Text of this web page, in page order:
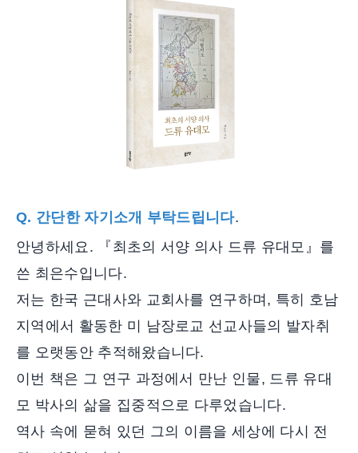
Q. 간단한 자기소개 부탁드립니다.
안녕하세요. 『최초의 서양 의사 드류 유대모』를
쓴 최은수입니다.
저는 한국 근대사와 교회사를 연구하며, 특히 호남
지역에서 활동한 미 남장로교 선교사들의 발자취
를 오랫동안 추적해왔습니다.
이번 책은 그 연구 과정에서 만난 인물, 드류 유대
모 박사의 삶을 집중적으로 다루었습니다.
역사 속에 묻혀 있던 그의 이름을 세상에 다시 전